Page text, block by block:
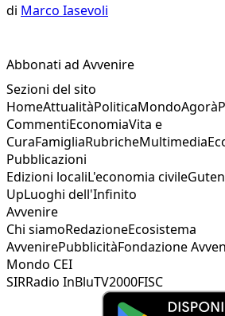
di Marco Iasevoli
Abbonati ad Avvenire
Sezioni del sito
HomeAttualitàPoliticaMondoAgorà
CommentiEconomiaVita e
CuraFamigliaRubricheMultimedia
Pubblicazioni
Edizioni localiL'economia civile
UpLuoghi dell'Infinito
Avvenire
Chi siamoRedazioneEcosistema
AvvenirePubblicitàFondazione
Mondo CEI
SIRRadio InBluTV2000FISC